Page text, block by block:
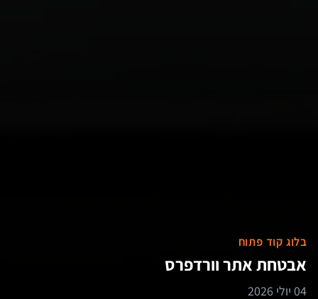
בלוג קוד פתוח
אבטחת אתר וורדפרס
04 יולי 2026